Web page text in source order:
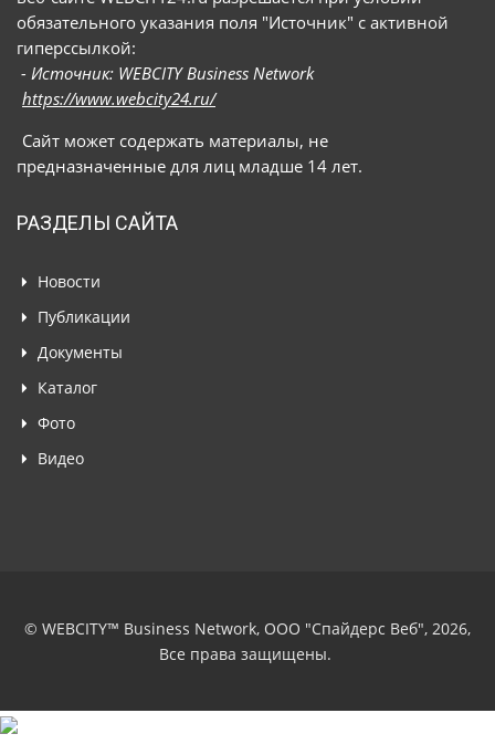
обязательного указания поля "Источник" с активной
гиперссылкой:
- Источник: WEBCITY Business Network
https://www.webcity24.ru/
Сайт может содержать материалы, не
предназначенные для лиц младше 14 лет.
РАЗДЕЛЫ САЙТА
Новости
Публикации
Документы
Каталог
Фото
Видео
© WEBCITY™ Business Network, ООО "Спайдерс Веб", 2026,
Все права защищены.